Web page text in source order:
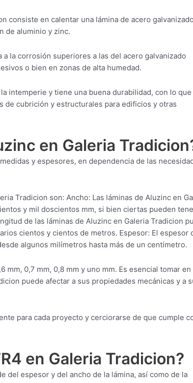
consiste en calentar una lámina de acero
de aluminio y zinc.
la corrosión superiores a las del acero galvanizado
o bien en zonas de alta humedad.
intemperie y tiene una buena durabilidad, con lo que
de cubrición y estructurales para edificios y otras
en Galeria
y espesores, en dependencia de las
Tradicion son: Ancho: Las láminas de Aluzinc en
y mil doscientos mm, si bien ciertas pueden
de las láminas de Aluzinc en Galeria Tradicion
cientos y cientos de metros. Espesor: El espesor
algunos milímetros hasta más de un centímetro.
0,7 mm, 0,8 mm y uno mm. Es esencial tomar en
puede afectar a sus propiedades mecánicas y a
para cada proyecto y cerciorarse de que cumple
en Galeria Tradicion?
del espesor y del ancho de la lámina, así como de la